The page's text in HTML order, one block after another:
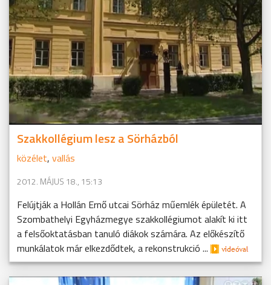
Szakkollégium lesz a Sörházból
közélet, vallás
2012. MÁJUS 18., 15:13
Felújtják a Hollán Ernő utcai Sörház műemlék épületét. A
Szombathelyi Egyházmegye szakkollégiumot alakít ki itt
a felsőoktatásban tanuló diákok számára. Az előkészítő
munkálatok már elkezdődtek, a rekonstrukció ...